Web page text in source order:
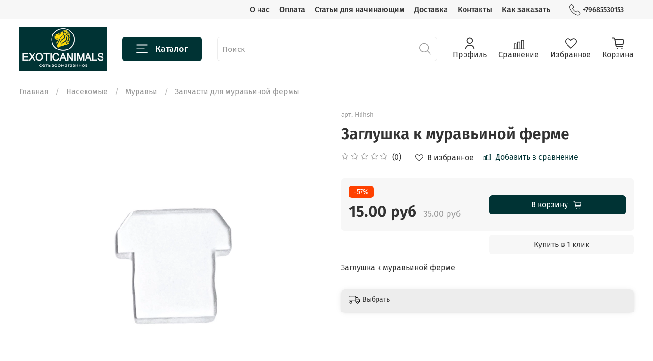
О нас Оплата Статьи для начинающим Доставка Контакты Как заказать +79685530153
Каталог Профиль Сравнение Избранное Корзина
Главная Насекомые Муравьи Запчасти для муравьиной фермы
арт. Hdhsh
Заглушка к муравьиной ферме
(0) В избранное Добавить в сравнение
-57%
15.00 руб 35.00 руб
В корзину
Купить в 1 клик
Заглушка к муравьиной ферме
Выбрать